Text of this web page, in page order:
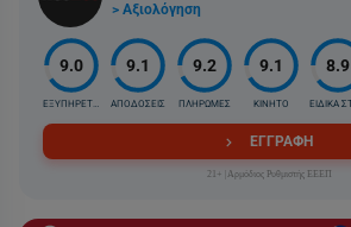
> Αξιολόγηση
9.0
ΕΞΥΠΗΡΕΤΗΣΗ
9.1
ΑΠΟΔΟΣΕΙΣ
9.2
ΠΛΗΡΩΜΕΣ
9.1
ΚΙΝΗΤΟ
8.9
ΕΓΓΡΑΦΗ
21+ |Αρμόδιος Ρυθμιστής ΕΕΕΠ